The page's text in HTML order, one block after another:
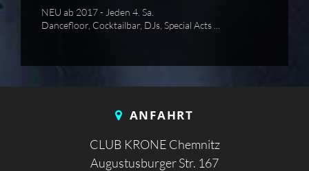
NEU ab 2017 - Jeden 4. Sa.
Dancefloor, Cocktailbar, DJs, Special Acts ...
ANFAHRT
CLUB KRONE Chemnitz
Augustusburger Str. 167